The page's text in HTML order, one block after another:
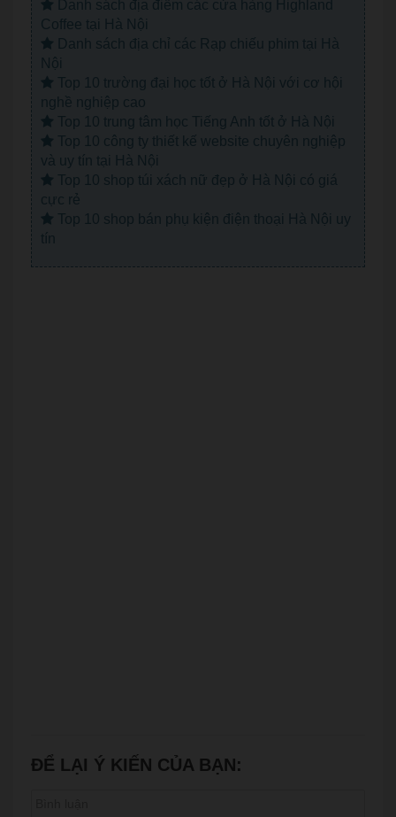
Danh sách địa điểm các cửa hàng Highland
Coffee tại Hà Nội
Danh sách địa chỉ các Rạp chiếu phim tại Hà
Nội
Top 10 trường đại học tốt ở Hà Nội với cơ hội
nghề nghiệp cao
Top 10 trung tâm học Tiếng Anh tốt ở Hà Nội
Top 10 công ty thiết kế website chuyên nghiệp
và uy tín tại Hà Nội
Top 10 shop túi xách nữ đẹp ở Hà Nội có giá
cực rẻ
Top 10 shop bán phụ kiện điện thoại Hà Nội uy
tín
ĐỂ LẠI Ý KIẾN CỦA BẠN: